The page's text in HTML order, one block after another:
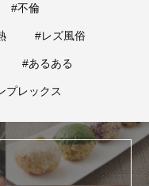
#不倫
#レズ風俗
#あるある
プレックス